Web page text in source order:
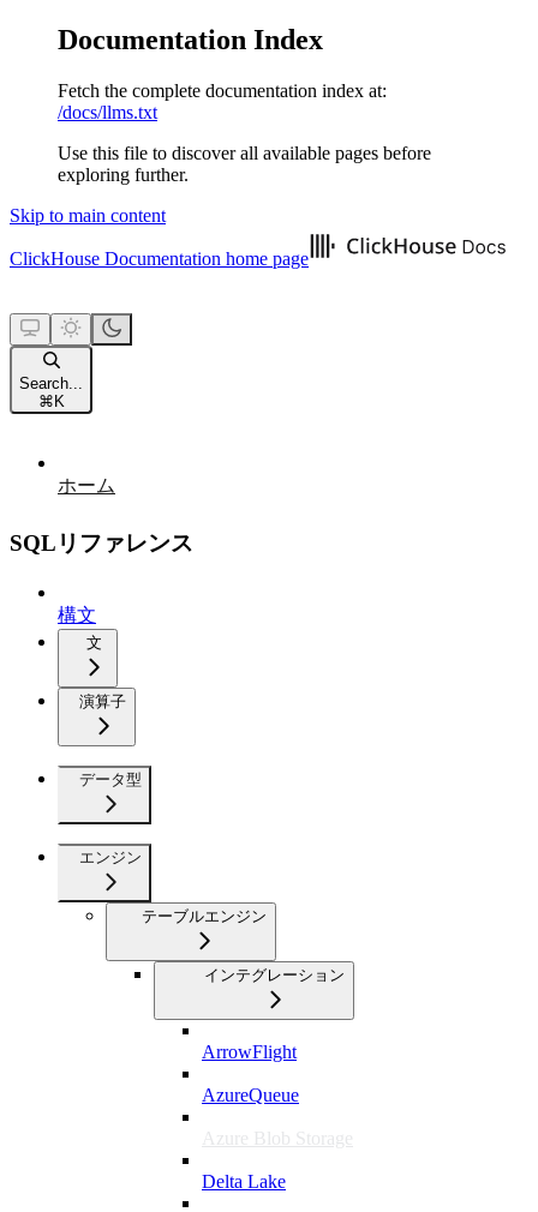
Documentation Index
Fetch the complete documentation index at:
/docs/llms.txt
Use this file to discover all available pages before
exploring further.
Skip to main content
ClickHouse Documentation home page
Search...
⌘ K
ホーム
SQLリファレンス
構文
文
演算子
データ型
エンジン
テーブルエンジン
インテグレーション
ArrowFlight
AzureQueue
Azure Blob Storage
Delta Lake